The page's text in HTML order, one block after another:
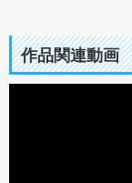
作品関連動画